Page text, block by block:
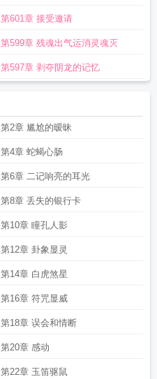
第601章 接受邀请
第599章 残魂出气运消灵魂灭
第597章 剥夺阴龙的记忆
第2章 尴尬的暧昧
第4章 蛇蝎心肠
第6章 二记响亮的耳光
第8章 丢失的银行卡
第10章 瞳孔人影
第12章 卦象显灵
第14章 白虎煞星
第16章 符咒显威
第18章 误会和情断
第20章 感动
第22章 玉笛驱鼠